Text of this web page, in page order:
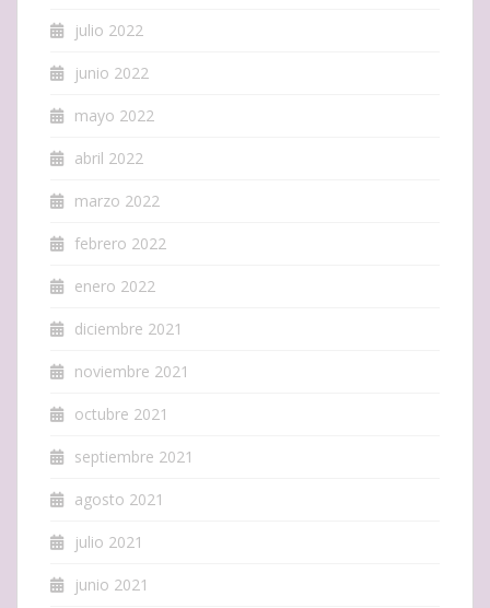
julio 2022
junio 2022
mayo 2022
abril 2022
marzo 2022
febrero 2022
enero 2022
diciembre 2021
noviembre 2021
octubre 2021
septiembre 2021
agosto 2021
julio 2021
junio 2021